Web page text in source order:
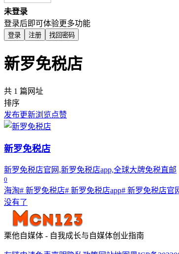
未登录
登录后即可体验更多功能
登录 注册 找回密码
新罗免税店
共 1 篇网址
排序
发布更新浏览点赞
新罗免税店
新罗免税店官网,新罗免税店app,全球大牌免税直邮
0
海淘# 新罗免税店# 新罗免税店app# 新罗免税店官
没有了
栗他自媒体 - 自我成长与自媒体创业指南